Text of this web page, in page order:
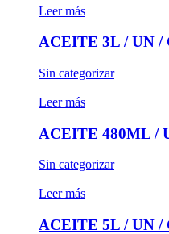
Leer más
ACEITE 3L / UN /
Sin categorizar
Leer más
ACEITE 480ML /
Sin categorizar
Leer más
ACEITE 5L / UN /